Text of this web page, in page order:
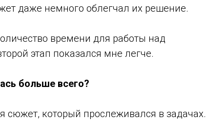
даже немного облегчал их решение.
времени для работы над
этап показался мне легче.
больше всего?
сюжет, который прослеживался в задачах.